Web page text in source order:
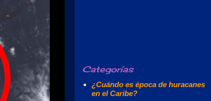
Categorías
¿Cuándo es época de huracanes
en el Caribe?